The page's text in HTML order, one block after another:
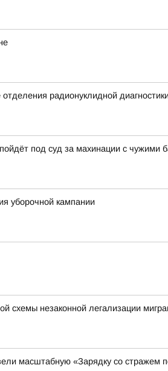
радионуклидной
под суд за махинации с чужими
уборочной кампании
схемы незаконной легализации
масштабную «Зарядку со стражем